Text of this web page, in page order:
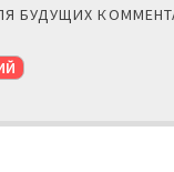
БУДУЩИХ